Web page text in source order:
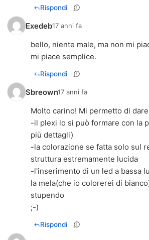
Rispondi
Exedeb17 anni fa
bello, niente male, ma non mi
mi piace semplice.
Rispondi
Sbreown17 anni fa
Molto carino! Mi permetto di
-il plexi lo si può formare con la
più dettagli)
-la colorazione se fatta solo sul
struttura estremamente lucida
-l'inserimento di un led a bassa
la mela(che io colorerei di
stupendo
;-)
Rispondi